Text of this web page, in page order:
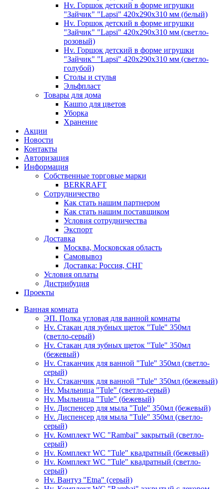
Hv. Горшок детский в форме игрушки
"Зайчик" "Lapsi" 420х290х310 мм (белый)
Hv. Горшок детский в форме игрушки
"Зайчик" "Lapsi" 420х290х310 мм (светло-
розовый)
Hv. Горшок детский в форме игрушки
"Зайчик" "Lapsi" 420х290х310 мм (светло-
голубой)
Столы и стулья
Эльфпласт
Товары для дома
Кашпо для цветов
Уборка
Хранение
Акции
Новости
Контакты
Авторизация
Информация
Собственные торговые марки
BERKRAFT
Сотрудничество
Как стать нашим партнером
Как стать нашим поставщиком
Условия сотрудничества
Экспорт
Доставка
Москва, Московская область
Самовывоз
Доставка: Россия, СНГ
Условия оплаты
Дистрибуция
Проекты
Ванная комната
ЭП. Полка угловая для ванной комнаты
Hv. Стакан для зубных щеток "Tule" 350мл
(светло-серый)
Hv. Стакан для зубных щеток "Tule" 350мл
(бежевый)
Hv. Стаканчик для ванной "Tule" 350мл (светло-
серый)
Hv. Стаканчик для ванной "Tule" 350мл (бежевый)
Hv. Мыльница "Tule" (светло-серый)
Hv. Мыльница "Tule" (бежевый)
Hv. Диспенсер для мыла "Tule" 350мл (бежевый)
Hv. Диспенсер для мыла "Tule" 350мл (светло-
серый)
Hv. Комплект WC "Rambai" закрытый (светло-
серый)
Hv. Комплект WC "Tule" квадратный (бежевый)
Hv. Комплект WC "Tule" квадратный (светло-
серый)
Hv. Вантуз "Etna" (серый)